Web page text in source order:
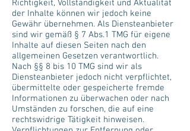
Richtigkeit, Vollständigkeit und Aktualität
der Inhalte können wir jedoch keine
Gewähr übernehmen. Als Diensteanbieter
sind wir gemäß § 7 Abs.1 TMG für eigene
Inhalte auf diesen Seiten nach den
allgemeinen Gesetzen verantwortlich.
Nach §§ 8 bis 10 TMG sind wir als
Diensteanbieter jedoch nicht verpflichtet,
übermittelte oder gespeicherte fremde
Informationen zu überwachen oder nach
Umständen zu forschen, die auf eine
rechtswidrige Tätigkeit hinweisen.